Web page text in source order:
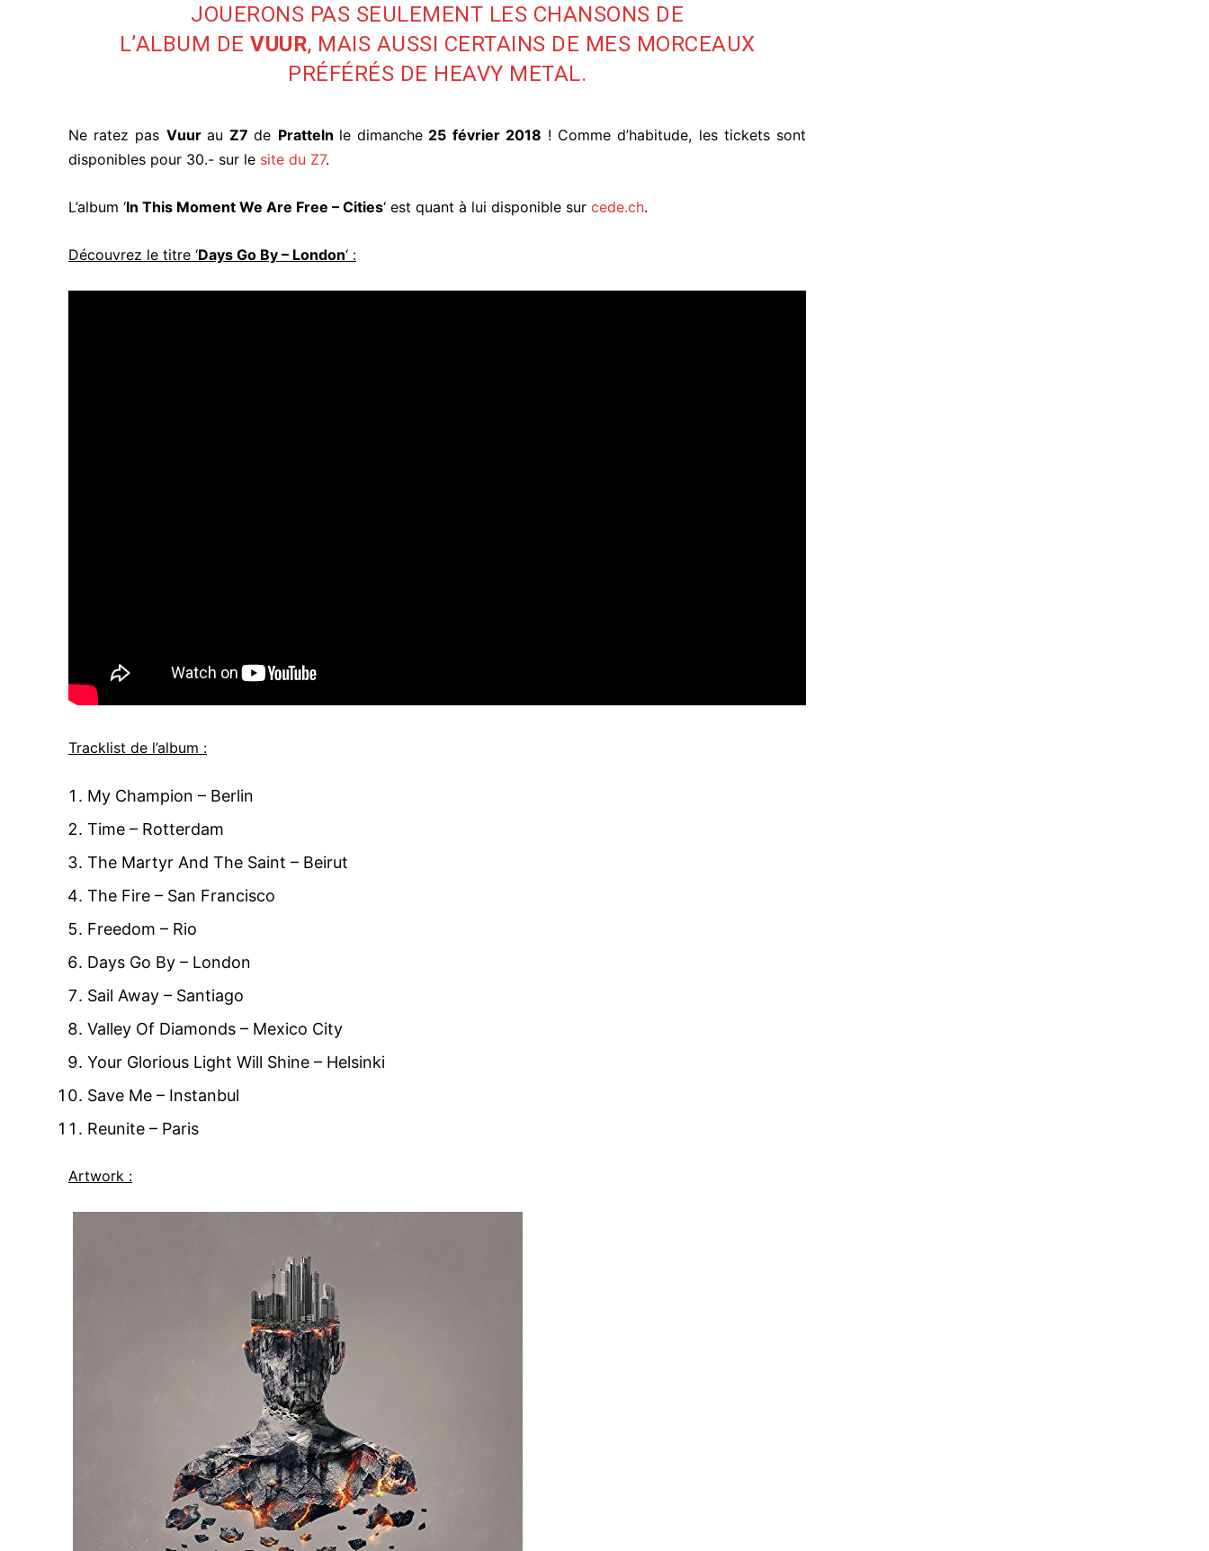
JOUERONS PAS SEULEMENT LES CHANSONS DE
L’ALBUM DE VUUR, MAIS AUSSI CERTAINS DE MES MORCEAUX
PRÉFÉRÉS DE HEAVY METAL.
Ne ratez pas Vuur auZ7de Pratteln le dimanche 25 février 2018 ! Comme d’habitude, les tickets sont
disponibles pour 30.- sur le site du Z7.
L’album ‘In This Moment We Are Free – Cities‘ est quant à lui disponible sur cede.ch.
Découvrez le titre ‘Days Go By – London‘ :
Tracklist de l’album :
My Champion – Berlin
Time – Rotterdam
The Martyr And The Saint – Beirut
The Fire – San Francisco
Freedom – Rio
Days Go By – London
Sail Away – Santiago
Valley Of Diamonds – Mexico City
Your Glorious Light Will Shine – Helsinki
Save Me – Instanbul
Reunite – Paris
Artwork :